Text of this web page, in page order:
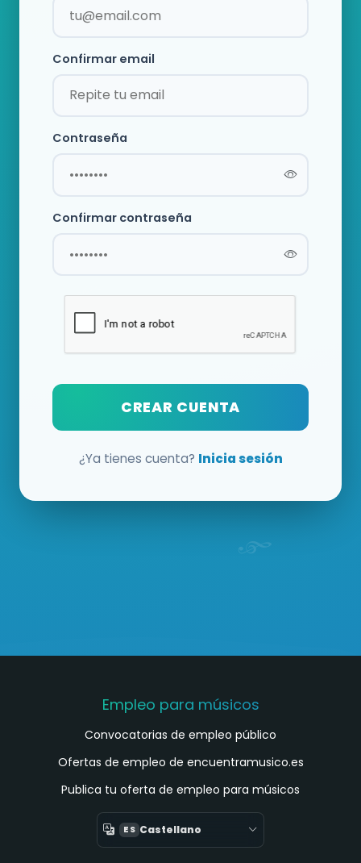
Confirmar email
Contraseña
Confirmar contraseña
CREAR CUENTA
¿Ya tienes cuenta? Inicia sesión
Empleo para músicos
Convocatorias de empleo público
Ofertas de empleo de encuentramusico.es
Publica tu oferta de empleo para músicos
ES Castellano